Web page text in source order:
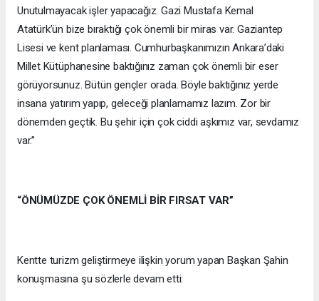
Unutulmayacak işler yapacağız. Gazi Mustafa Kemal
Atatürk’ün bize bıraktığı çok önemli bir miras var. Gaziantep
Lisesi ve kent planlaması. Cumhurbaşkanımızın Ankara’daki
Millet Kütüphanesine baktığınız zaman çok önemli bir eser
görüyorsunuz. Bütün gençler orada. Böyle baktığınız yerde
insana yatırım yapıp, geleceği planlamamız lazım. Zor bir
dönemden geçtik. Bu şehir için çok ciddi aşkımız var, sevdamız
var.”
“ÖNÜMÜZDE ÇOK ÖNEMLİ BİR FIRSAT VAR”
Kentte turizm geliştirmeye ilişkin yorum yapan Başkan Şahin
konuşmasına şu sözlerle devam etti: